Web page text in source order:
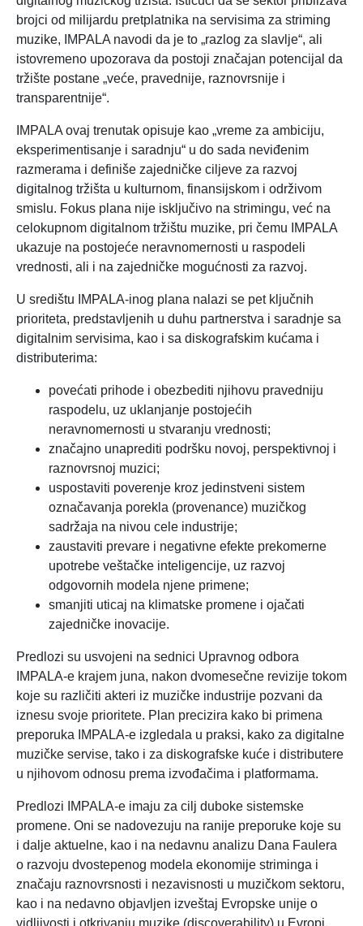
brojci od milijardu pretplatnika na servisima za striming
muzike, IMPALA navodi da je to „razlog za slavlje“, ali
istovremeno upozorava da postoji značajan potencijal da
tržište postane „veće, pravednije, raznovrsnije i
transparentnije“.
IMPALA ovaj trenutak opisuje kao „vreme za ambiciju,
eksperimentisanje i saradnju“ u do sada neviđenim
razmerama i definiše zajedničke ciljeve za razvoj
digitalnog tržišta u kulturnom, finansijskom i održivom
smislu. Fokus plana nije isključivo na strimingu, već na
celokupnom digitalnom tržištu muzike, pri čemu IMPALA
ukazuje na postojeće neravnomernosti u raspodeli
vrednosti, ali i na zajedničke mogućnosti za razvoj.
U središtu IMPALA-inog plana nalazi se pet ključnih
prioriteta, predstavljenih u duhu partnerstva i saradnje sa
digitalnim servisima, kao i sa diskografskim kućama i
distributerima:
povećati prihode i obezbediti njihovu pravedniju
raspodelu, uz uklanjanje postojećih
neravnomernosti u stvaranju vrednosti;
značajno unaprediti podršku novoj, perspektivnoj i
raznovrsnoj muzici;
uspostaviti poverenje kroz jedinstveni sistem
označavanja porekla (provenance) muzičkog
sadržaja na nivou cele industrije;
zaustaviti prevare i negativne efekte prekomerne
upotrebe veštačke inteligencije, uz razvoj
odgovornih modela njene primene;
smanjiti uticaj na klimatske promene i ojačati
zajedničke inovacije.
Predlozi su usvojeni na sednici Upravnog odbora
IMPALA-e krajem juna, nakon dvomesečne revizije tokom
koje su različiti akteri iz muzičke industrije pozvani da
iznesu svoje prioritete. Plan precizira kako bi primena
preporuka IMPALA-e izgledala u praksi, kako za digitalne
muzičke servise, tako i za diskografske kuće i distributere
u njihovom odnosu prema izvođačima i platformama.
Predlozi IMPALA-e imaju za cilj duboke sistemske
promene. Oni se nadovezuju na ranije preporuke koje su
i dalje aktuelne, kao i na nedavnu analizu Dana Faulera
o razvoju dvostepenog modela ekonomije striminga i
značaju raznovrsnosti i nezavisnosti u muzičkom sektoru,
kao i na nedavno objavljen izveštaj Evropske unije o
vidljivosti i otkrivanju muzike (discoverability) u Evropi.